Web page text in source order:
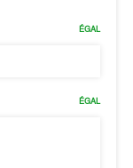
ÉGAL
ÉGAL